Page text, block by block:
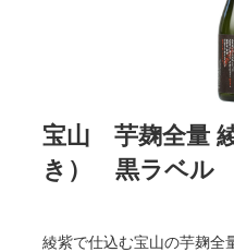
宝山 芋麹全量
き） 黒ラベル
綾紫で仕込む宝山の芋麹